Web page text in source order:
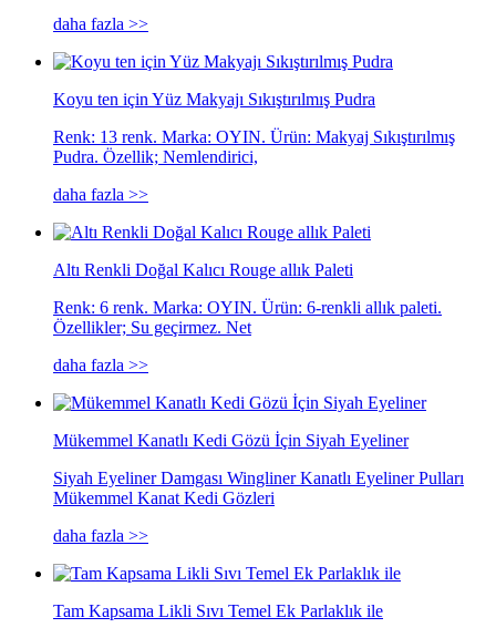
daha fazla >>
Koyu ten için Yüz Makyajı Sıkıştırılmış Pudra
Renk: 13 renk. Marka: OYIN. Ürün: Makyaj Sıkıştırılmış
Pudra. Özellik; Nemlendirici,
daha fazla >>
Altı Renkli Doğal Kalıcı Rouge allık Paleti
Renk: 6 renk. Marka: OYIN. Ürün: 6-renkli allık paleti.
Özellikler; Su geçirmez. Net
daha fazla >>
Mükemmel Kanatlı Kedi Gözü İçin Siyah Eyeliner
Siyah Eyeliner Damgası Wingliner Kanatlı Eyeliner Pulları
Mükemmel Kanat Kedi Gözleri
daha fazla >>
Tam Kapsama Likli Sıvı Temel Ek Parlaklık ile